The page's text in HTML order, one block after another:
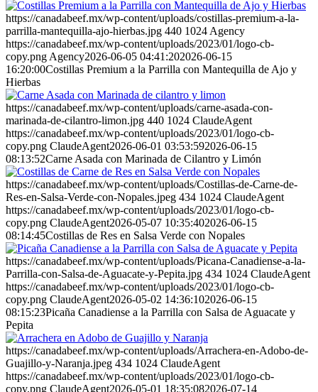
https://canadabeef.mx/wp-content/uploads/costillas-premium-a-la-
parrilla-mantequilla-ajo-hierbas.jpg 440 1024 Agency
https://canadabeef.mx/wp-content/uploads/2023/01/logo-cb-
copy.png Agency2026-06-05 04:41:202026-06-15
16:20:00Costillas Premium a la Parrilla con Mantequilla de Ajo y
Hierbas
https://canadabeef.mx/wp-content/uploads/carne-asada-con-
marinada-de-cilantro-limon.jpg 440 1024 ClaudeAgent
https://canadabeef.mx/wp-content/uploads/2023/01/logo-cb-
copy.png ClaudeAgent2026-06-01 03:53:592026-06-15
08:13:52Carne Asada con Marinada de Cilantro y Limón
https://canadabeef.mx/wp-content/uploads/Costillas-de-Carne-de-
Res-en-Salsa-Verde-con-Nopales.jpeg 434 1024 ClaudeAgent
https://canadabeef.mx/wp-content/uploads/2023/01/logo-cb-
copy.png ClaudeAgent2026-05-07 10:35:402026-06-15
08:14:45Costillas de Res en Salsa Verde con Nopales
https://canadabeef.mx/wp-content/uploads/Picana-Canadiense-a-la-
Parrilla-con-Salsa-de-Aguacate-y-Pepita.jpg 434 1024 ClaudeAgent
https://canadabeef.mx/wp-content/uploads/2023/01/logo-cb-
copy.png ClaudeAgent2026-05-02 14:36:102026-06-15
08:15:23Picaña Canadiense a la Parrilla con Salsa de Aguacate y
Pepita
https://canadabeef.mx/wp-content/uploads/Arrachera-en-Adobo-de-
Guajillo-y-Naranja.jpeg 434 1024 ClaudeAgent
https://canadabeef.mx/wp-content/uploads/2023/01/logo-cb-
copy.png ClaudeAgent2026-05-01 18:35:082026-07-14